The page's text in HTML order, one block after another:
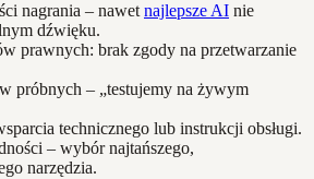
nagrania – nawetnajlepsze AI nie
dźwięku.
prawnych: brak zgody na przetwarzanie
próbnych – „testujemy na żywym
technicznego lub instrukcji obsługi.
– wybór najtańszego,
narzędzia.